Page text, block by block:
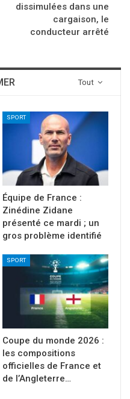
dissimulées dans une
cargaison, le
conducteur arrêté
Tout
SPORT
Équipe de France :
Zinédine Zidane
présenté ce mardi ; un
gros problème identifié
SPORT
Coupe du monde 2026 :
les compositions
officielles de France et
de l’Angleterre…